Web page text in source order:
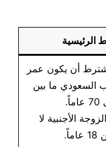
الرئيسية
أن يكون عمر
السعودي ما بين
الأجنبية لا